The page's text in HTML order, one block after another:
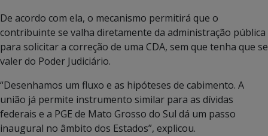
De acordo com ela, o mecanismo permitirá que o
contribuinte se valha diretamente da administração pública
para solicitar a correção de uma CDA, sem que tenha que se
valer do Poder Judiciário.
“Desenhamos um fluxo e as hipóteses de cabimento. A
união já permite instrumento similar para as dívidas
federais e a PGE de Mato Grosso do Sul dá um passo
inaugural no âmbito dos Estados”, explicou.